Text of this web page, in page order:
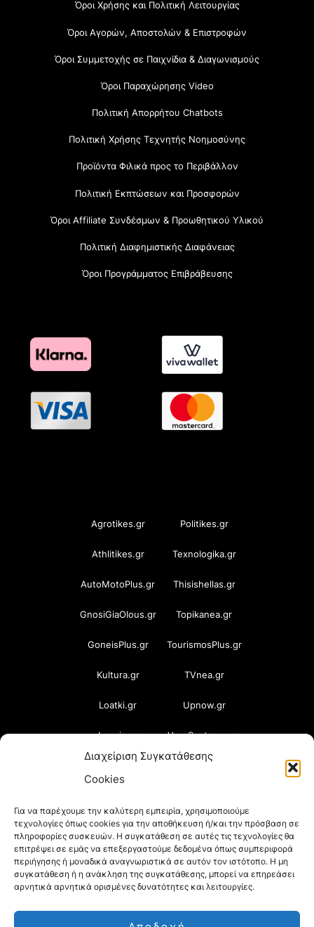
Διαχείριση Συγκατάθεσης
Cookies
Για να παρέχουμε την καλύτερη εμπειρία, χρησιμοποιούμε
τεχνολογίες όπως cookies για την αποθήκευση ή/και την πρόσβαση σε
πληροφορίες συσκευών. Η συγκατάθεση σε αυτές τις τεχνολογίες θα
επιτρέψει σε εμάς να επεξεργαστούμε δεδομένα όπως συμπεριφορά
περιήγησης ή μοναδικά αναγνωριστικά σε αυτόν τον ιστότοπο. Η μη
συγκατάθεση ή η ανάκληση της συγκατάθεσης, μπορεί να επηρεάσει
αρνητικά αρνητικά ορισμένες δυνατότητες και λειτουργίες.
Όροι Χρήσης και Πολιτική Λειτουργίας
Όροι Αγορών, Αποστολών & Επιστροφών
Όροι Συμμετοχής σε Παιχνίδια & Διαγωνισμούς
Όροι Παραχώρησης Video
Πολιτική Απορρήτου Chatbots
Πολιτική Χρήσης Τεχνητής Νοημοσύνης
Προϊόντα Φιλικά προς το Περιβάλλον
Πολιτική Εκπτώσεων και Προσφορών
Όροι Affiliate Συνδέσμων & Προωθητικού Υλικού
Πολιτική Διαφημιστικής Διαφάνειας
Όροι Προγράμματος Επιβράβευσης
Agrotikes.gr Politikes.gr
Athlitikes.gr Texnologika.gr
AutoMotoPlus.gr Thisishellas.gr
GnosiGiaOlous.gr Topikanea.gr
GoneisPlus.gr TourismosPlus.gr
Kultura.gr TVnea.gr
Loatki.gr Upnow.gr
Loveis.gr VresSyntages.gr
ModernaGynaika.gr Xristianika.gr
Oikotropia.gr ZoumeSpiti.gr
Perepet.gr
Orama Group (Orama Group Μ.Ι.Κ.Ε.) |